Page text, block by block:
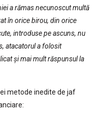
a rămas necunoscut multă
în orice birou, din orice
introduse pe ascuns, nu
atacatorul a folosit
și mai mult răspunsul la
metode inedite de jaf